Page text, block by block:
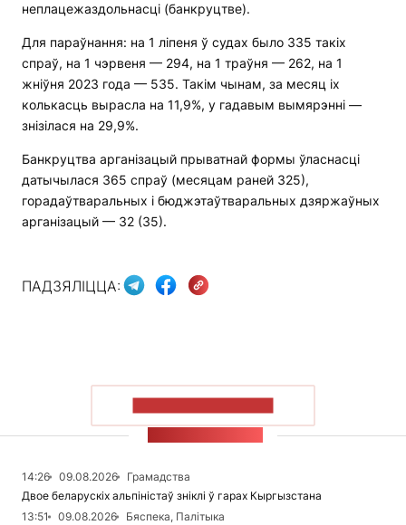
неплацежаздольнасці (банкруцтве).
Для параўнання: на 1 ліпеня ў судах было 335 такіх
спраў, на 1 чэрвеня — 294, на 1 траўня — 262, на 1
жніўня 2023 года — 535. Такім чынам, за месяц іх
колькасць вырасла на 11,9%, у гадавым вымярэнні —
знізілася на 29,9%.
Банкруцтва арганізацый прыватнай формы ўласнасці
датычылася 365 спраў (месяцам раней 325),
горадаўтваральных і бюджэтаўтваральных дзяржаўных
арганізацый — 32 (35).
ПАДЗЯЛІЦЦА:
14:26 09.08.2026
Грамадства
Двое беларускіх альпіністаў зніклі ў гарах Кыргызстана
13:51
09.08.2026
Бяспека, Палітыка